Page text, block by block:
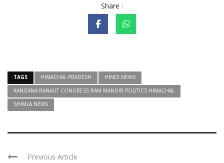
Share :
TAGS HIMACHAL PRADESH
HINDI NEWS
KANGANA RANAUT CONGRESS RAM MANDIR POLITICS HIMACHAL
SHIMLA NEWS
Previous Article